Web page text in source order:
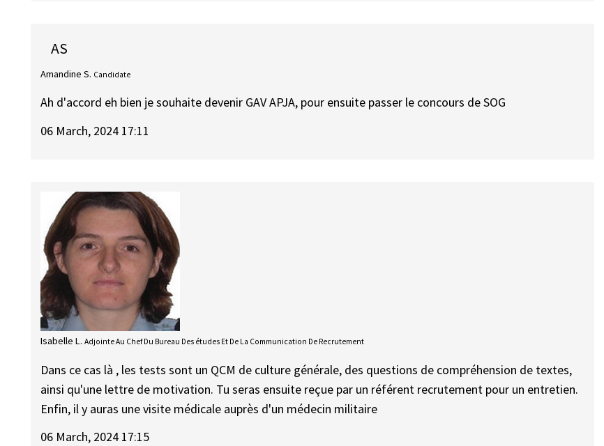
AS
Amandine S. Candidate
Ah d'accord eh bien je souhaite devenir GAV APJA, pour ensuite passer le concours de SOG
06 March, 2024 17:11
Isabelle L. Adjointe Au Chef Du Bureau Des études Et De La Communication De Recrutement
Dans ce cas là , les tests sont un QCM de culture générale, des questions de compréhension de textes,
ainsi qu'une lettre de motivation. Tu seras ensuite reçue par un référent recrutement pour un entretien.
Enfin, il y auras une visite médicale auprès d'un médecin militaire
06 March, 2024 17:15